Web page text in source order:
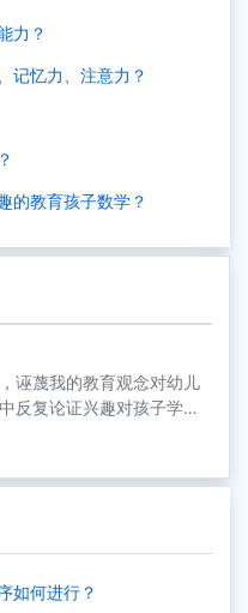
力？
记忆力、注意力？
的教育孩子数学？
诬蔑我的教育观念对幼儿
反复论证兴趣对孩子学习
明有兴趣的主动学习不会
如何进行？